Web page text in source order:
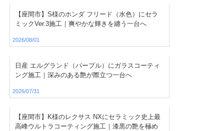
【座間市】S様のホンダ フリード（水色）にセラ
ミックVer.3施工｜爽やかな輝きを纏う一台へ
2026/08/01
日産 エルグランド（パープル）にガラスコーティ
ング施工｜深みのある艶が際立つ一台へ
2026/07/31
【座間市】K様のレクサス NXにセラミック史上最
高峰ウルトラコーティング施工｜漆黒の艶を極め